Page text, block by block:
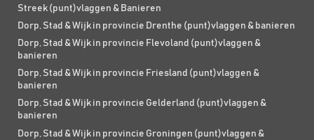
Streek (punt)vlaggen & Banieren
Dorp, Stad & Wijk in provincie Drenthe (punt)vlaggen & banieren
Dorp, Stad & Wijk in provincie Flevoland (punt)vlaggen &
banieren
Dorp, Stad & Wijk in provincie Friesland (punt)vlaggen &
banieren
Dorp, Stad & Wijk in provincie Gelderland (punt)vlaggen &
banieren
Dorp, Stad & Wijk in provincie Groningen (punt)vlaggen &